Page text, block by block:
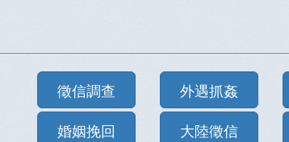
徵信調查 外遇抓姦
婚姻挽回
大陸徵信